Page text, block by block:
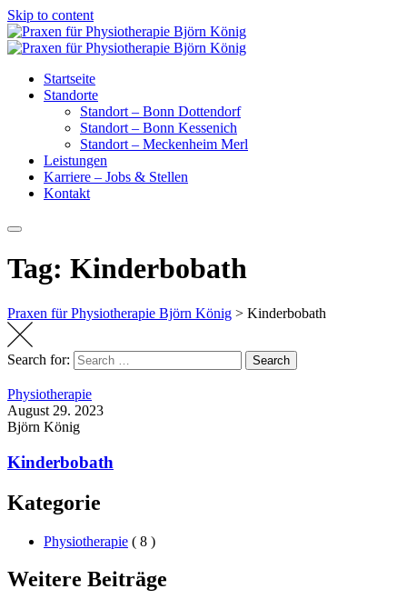
Skip to content
Startseite
Standorte
Standort – Bonn Dottendorf
Standort – Bonn Kessenich
Standort – Meckenheim Merl
Leistungen
Karriere – Jobs & Stellen
Kontakt
Tag: Kinderbobath
Praxen für Physiotherapie Björn König > Kinderbobath
Search for: Search
Physiotherapie
August 29. 2023
Björn König
Kinderbobath
Kategorie
Physiotherapie ( 8 )
Weitere Beiträge